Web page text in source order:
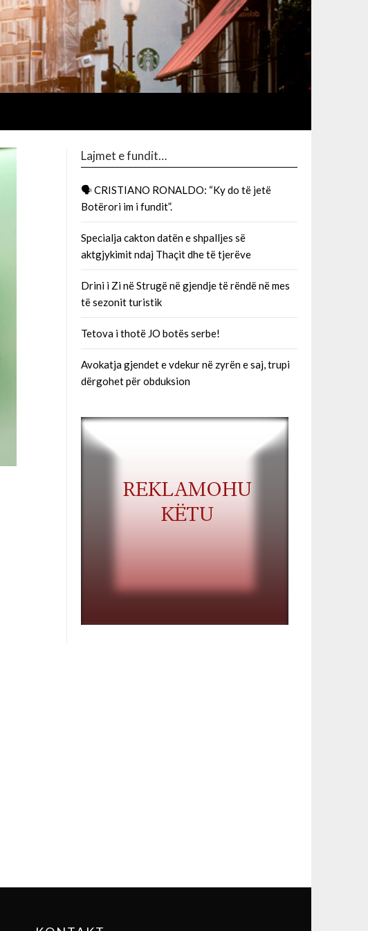
Lajmet e fundit…
🗣 CRISTIANO RONALDO: “Ky do të jetë
Botërori im i fundit”.
Specialja cakton datën e shpalljes së
aktgjykimit ndaj Thaçit dhe të tjerëve
Drini i Zi në Strugë në gjendje të rëndë në mes
të sezonit turistik
Tetova i thotë JO botës serbe!
Avokatja gjendet e vdekur në zyrën e saj, trupi
dërgohet për obduksion